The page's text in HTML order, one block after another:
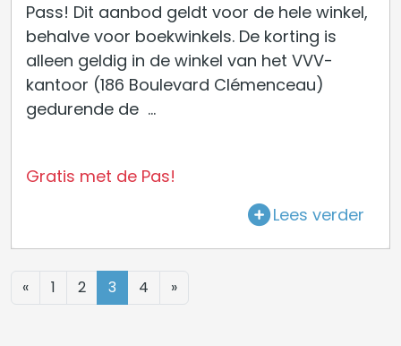
Pass! Dit aanbod geldt voor de hele winkel,
behalve voor boekwinkels. De korting is
alleen geldig in de winkel van het VVV-
kantoor (186 Boulevard Clémenceau)
gedurende de ...
Gratis met de Pas!
Lees verder
« 1 2 3 4 »